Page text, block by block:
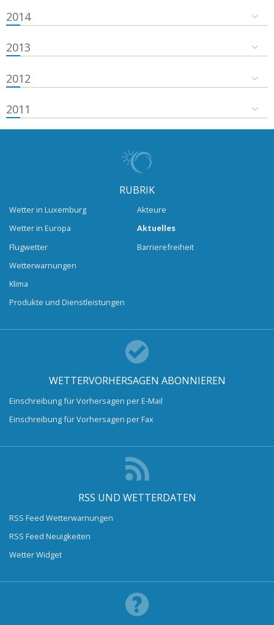
2014
2013
2012
2011
RUBRIK
Wetter in Luxemburg
Wetter in Europa
Flugwetter
Wetterwarnungen
Klima
Produkte und Dienstleistungen
Akteure
Aktuelles
Barrierefreiheit
WETTERVORHERSAGEN ABONNIEREN
Einschreibung für Vorhersagen per E-Mail
Einschreibung für Vorhersagen per Fax
RSS UND WETTERDATEN
RSS Feed Wetterwarnungen
RSS Feed Neuigkeiten
Wetter Widget